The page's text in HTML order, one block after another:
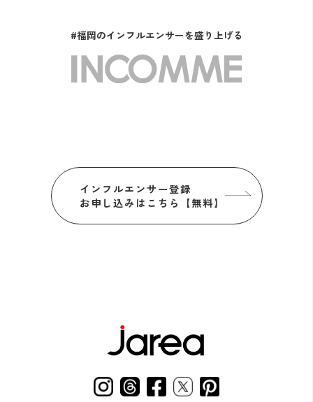
#福岡のインフルエンサーを盛り上げる
インフルエンサー登録
お申し込みはこちら【無料】